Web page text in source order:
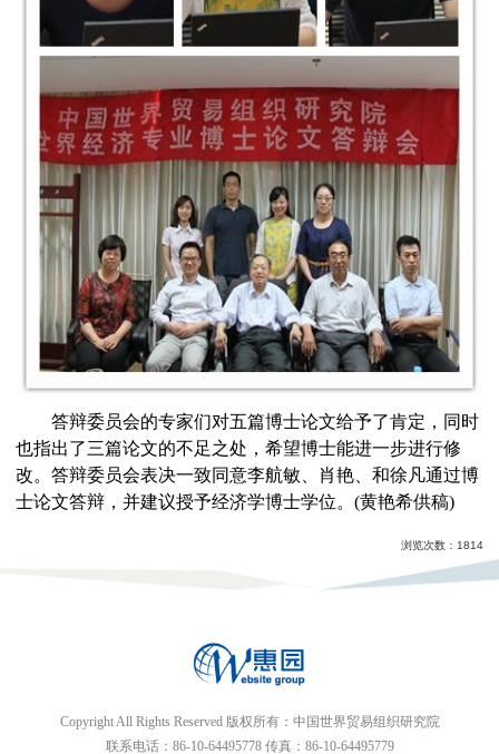
答辩委员会的专家们对五篇博士论文给予了肯定，同时
也指出了三篇论文的不足之处，希望博士能进一步进行修
改。答辩委员会表决一致同意李航敏、肖艳、和徐凡通过博
士论文答辩，并建议授予经济学博士学位。(黄艳希供稿)
浏览次数： 1814
Copyright All Rights Reserved 版权所有：中国世界贸易组织研究院
联系电话：86-10-64495778 传真：86-10-64495779